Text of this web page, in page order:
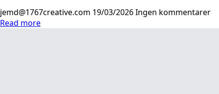
jemd@1767creative.com 19/03/2026Ingen kommentarer
Read more